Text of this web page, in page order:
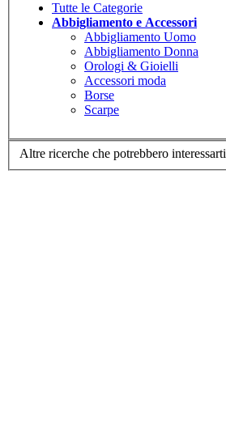
Tutte le Categorie
Abbigliamento e Accessori
Abbigliamento Uomo
Abbigliamento Donna
Orologi & Gioielli
Accessori moda
Borse
Scarpe
Altre ricerche che potrebbero interessarti